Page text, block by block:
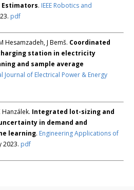
Estimators. IEEE Robotics and
pdf
Hesamzadeh, J Bemš. Coordinated
station in electricity
and sample average
Journal of Electrical Power & Energy
Hanzálek. Integrated lot-sizing and
in demand and
learning. Engineering Applications of
2023. pdf